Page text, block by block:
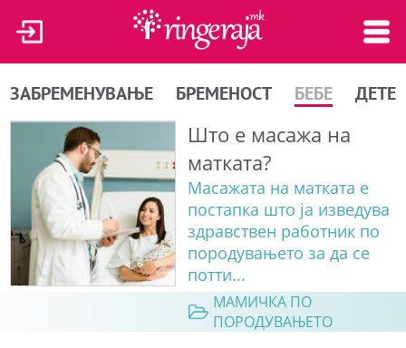
ЗАБРЕМЕНУВАЊЕ БРЕМЕНОСТ БЕБЕ ДЕТЕ
Што е масажа на
матката?
Масажата на матката е
постапка што ја изведува
здравствен работник по
породувањето за да се
потти...
МАМИЧКА ПО
ПОРОДУВАЊЕТО